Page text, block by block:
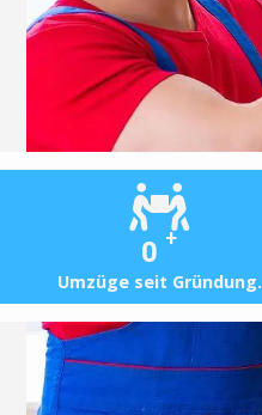
0 +
Umzüge seit Gründung.